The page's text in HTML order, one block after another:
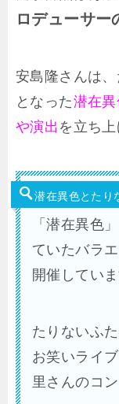
ロデューサー
安島隆さんは
となった潜在
や演出 を立ち上
潜在異色とたり
「潜在異色
ていたバラ
開催していま
たりないふ
お笑いライ
里さんのコ